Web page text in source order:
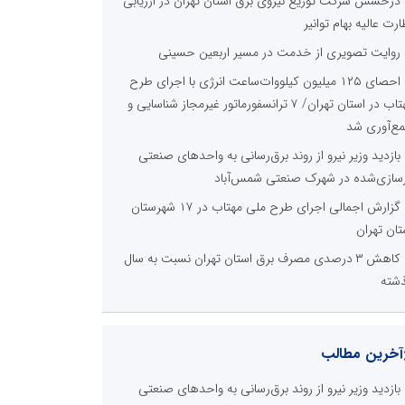
عالیه بهام توانیر
روایت تصویری از خدمت در مسیر اربعین حسینی
احصای ۱۲۵ میلیون کیلووات‌ساعت انرژی با اجرای طرح
مهتاب در استان تهران/ ۷ ترانسفورماتور غیرمجاز شناسایی و
شد
بازدید وزیر نیرو از روند برق‌رسانی به واحدهای صنعتی
در شهرک صنعتی شمس‌آباد
گزارش اجمالی اجرای طرح ملی مهتاب در ۱۷ شهرستان
تهران
کاهش ۳ درصدی مصرف برق استان تهران نسبت به سال
آخرین مطالب
بازدید وزیر نیرو از روند برق‌رسانی به واحدهای صنعتی